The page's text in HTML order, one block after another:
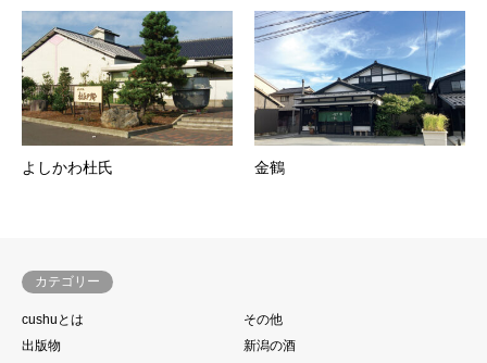
よしかわ杜氏 金鶴
カテゴリー
cushuとは
その他
出版物
新潟の酒